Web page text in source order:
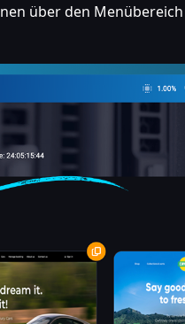
über den